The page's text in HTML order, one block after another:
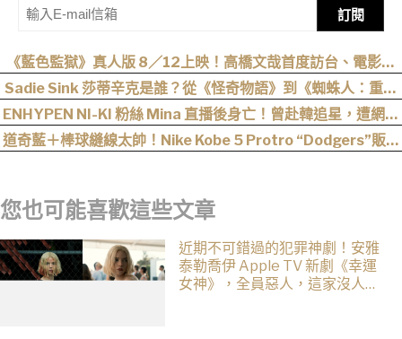
訂閱
《藍色監獄》真人版 8／12上映！高橋文哉首度訪台、電影首
週特典「Ego 覺醒海報」必須收藏
Sadie Sink 莎蒂辛克是誰？從《怪奇物語》到《蜘蛛人：重生
日》，10 年長成好萊塢新生代女星
ENHYPEN NI-KI 粉絲 Mina 直播後身亡！曾赴韓追星，遭網暴
事件始末曝光
道奇藍＋棒球縫線太帥！Nike Kobe 5 Protro “Dodgers”販售
您也可能喜歡這些文章
近期不可錯過的犯罪神劇！安雅
泰勒喬伊 Apple TV 新劇《幸運
女神》，全員惡人，這家沒人是